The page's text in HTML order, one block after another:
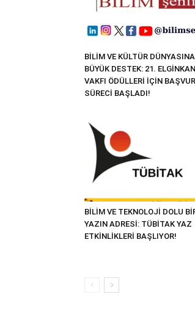
BİLİM VE KÜLTÜR DÜNYASINA
BÜYÜK DESTEK: 21. ELGİNKAN
VAKFI ÖDÜLLERİ İÇİN
SÜRECİ BAŞLADI!
BİLİM VE TEKNOLOJİ DOLU
YAZIN ADRESİ: TÜBİTAK YAZ
ETKİNLİKLERİ BAŞLIYOR!